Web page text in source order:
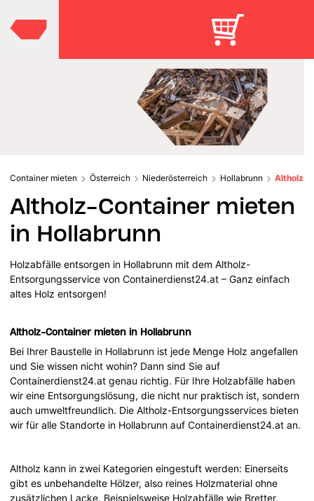
Container mieten Österreich Niederösterreich Hollabrunn Altholz
Altholz-Container mieten
in Hollabrunn
Holzabfälle entsorgen in Hollabrunn mit dem Altholz-
Entsorgungsservice von Containerdienst24.at – Ganz einfach
altes Holz entsorgen!
Altholz-Container mieten in Hollabrunn
Bei Ihrer Baustelle in Hollabrunn ist jede Menge Holz angefallen
und Sie wissen nicht wohin? Dann sind Sie auf
Containerdienst24.at genau richtig. Für Ihre Holzabfälle haben
wir eine Entsorgungslösung, die nicht nur praktisch ist, sondern
auch umweltfreundlich. Die Altholz-Entsorgungsservices bieten
wir für alle Standorte in Hollabrunn auf Containerdienst24.at an.
Altholz kann in zwei Kategorien eingestuft werden: Einerseits
gibt es unbehandelte Hölzer, also reines Holzmaterial ohne
zusätzlichen Lacke. Beispielsweise Holzabfälle wie Bretter,